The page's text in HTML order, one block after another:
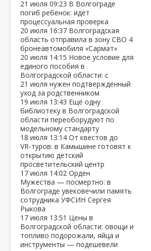
21 июля 09:23 В Волгограде
погиб ребёнок: идёт
процессуальная проверка
20 июля 16:37 Волгоградская
область отправила в зону СВО 4
бронеавтомобиля «Сармат»
20 июля 14:15 Новое условие для
единого пособия в
Волгоградской области: с
21 июля нужен подтверждённый
уход за родственником
19 июля 13:43 Ещё одну
библиотеку в Волгоградской
области переоборудуют по
модельному стандарту
18 июля 13:14 От квестов до
VR‑туров: в Камышине готовят к
открытию детский
просветительский центр
17 июля 14:02 Орден
Мужества — посмертно: в
Волгограде увековечили память
сотрудника УФСИН Сергея
Рыкова
17 июля 13:51 Цены в
Волгоградской области: овощи и
топливо подорожали, яйца и
инструменты — подешевели